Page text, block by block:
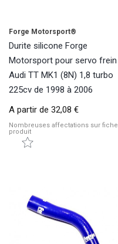
Forge Motorsport®
Durite silicone Forge
Motorsport pour servo frein
Audi TT MK1 (8N) 1,8 turbo
225cv de 1998 à 2006
A partir de 32,08 €
Nombreuses affectations sur fiche
produit